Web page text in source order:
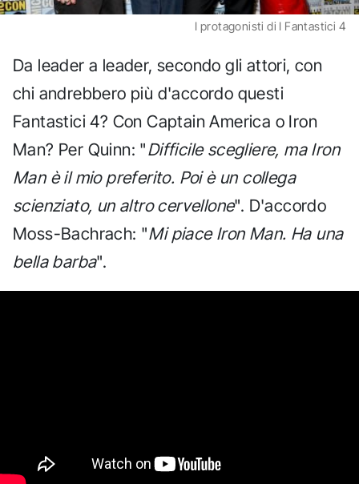
I protagonisti di I Fantastici 4
Da leader a leader, secondo gli attori, con
chi andrebbero più d'accordo questi
Fantastici 4? Con Captain America o Iron
Man? Per Quinn: "Difficile scegliere, ma Iron
Man è il mio preferito. Poi è un collega
scienziato, un altro cervellone". D'accordo
Moss-Bachrach: "Mi piace Iron Man. Ha una
bella barba".